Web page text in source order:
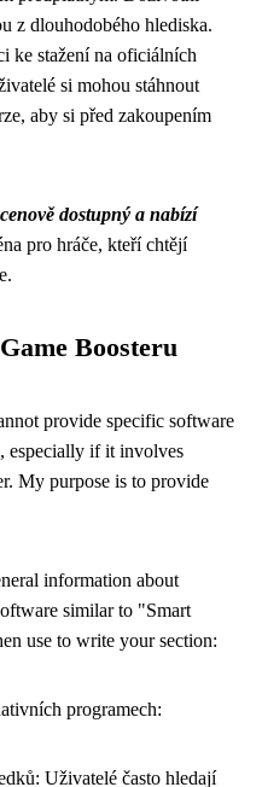
z dlouhodobého hlediska.
ke stažení na oficiálních
si mohou stáhnout
aby si před zakoupením
dostupný a nabízí
pro hráče, kteří chtějí
Boosteru
provide specific software
especially if it involves
My purpose is to provide
information about
similar to "Smart
use to write your section:
programech:
Uživatelé často hledají